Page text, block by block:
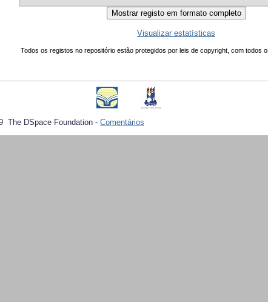
Visualizar estatísticas
Todos os registos no repositório estão protegidos por leis de copyright, com todos
The DSpace Foundation - Comentários